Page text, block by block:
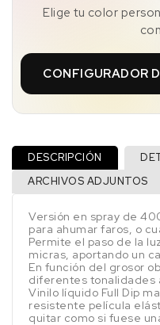
Elige tu color
CONFIGURADOR
DESCRIPCIÓN
ARCHIVOS ADJUNTOS
Versión en spray de
para ahumar faros, o
Permite el paso de la
micras, aportando un
En función del grosor
diferentes tonalidades
Vinilo líquido Full Dip
resistente película
quitar como si fuese